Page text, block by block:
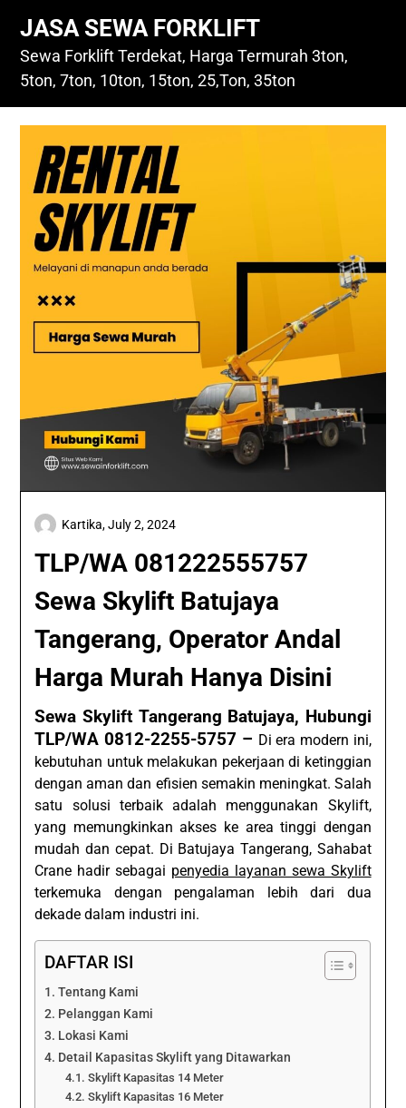
content
JASA SEWA FORKLIFT
Sewa Forklift Terdekat, Harga Termurah 3ton,
5ton, 7ton, 10ton, 15ton, 25,Ton, 35ton
TLP/WA 081222555757
Sewa Skylift Batujaya
Tangerang, Operator Andal
Harga Murah Hanya Disini
Kartika,July 2, 2024
Sewa Skylift Tangerang Batujaya, Hubungi
TLP/WA 0812-2255-5757 – Di era modern ini,
kebutuhan untuk melakukan pekerjaan di ketinggian
dengan aman dan efisien semakin meningkat. Salah
satu solusi terbaik adalah menggunakan Skylift,
yang memungkinkan akses ke area tinggi dengan
mudah dan cepat. Di Batujaya Tangerang, Sahabat
Crane hadir sebagai penyedia layanan sewa Skylift
terkemuka dengan pengalaman lebih dari dua
dekade dalam industri ini.
DAFTAR ISI
Tentang Kami
Pelanggan Kami
Lokasi Kami
Detail Kapasitas Skylift yang Ditawarkan
Skylift Kapasitas 14 Meter
Skylift Kapasitas 16 Meter